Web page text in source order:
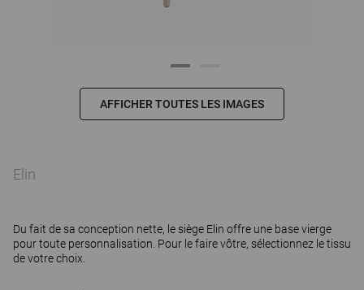
AFFICHER TOUTES LES IMAGES
Elin
Du fait de sa conception nette, le siège Elin offre une base vierge
pour toute personnalisation. Pour le faire vôtre, sélectionnez le tissu
de votre choix.